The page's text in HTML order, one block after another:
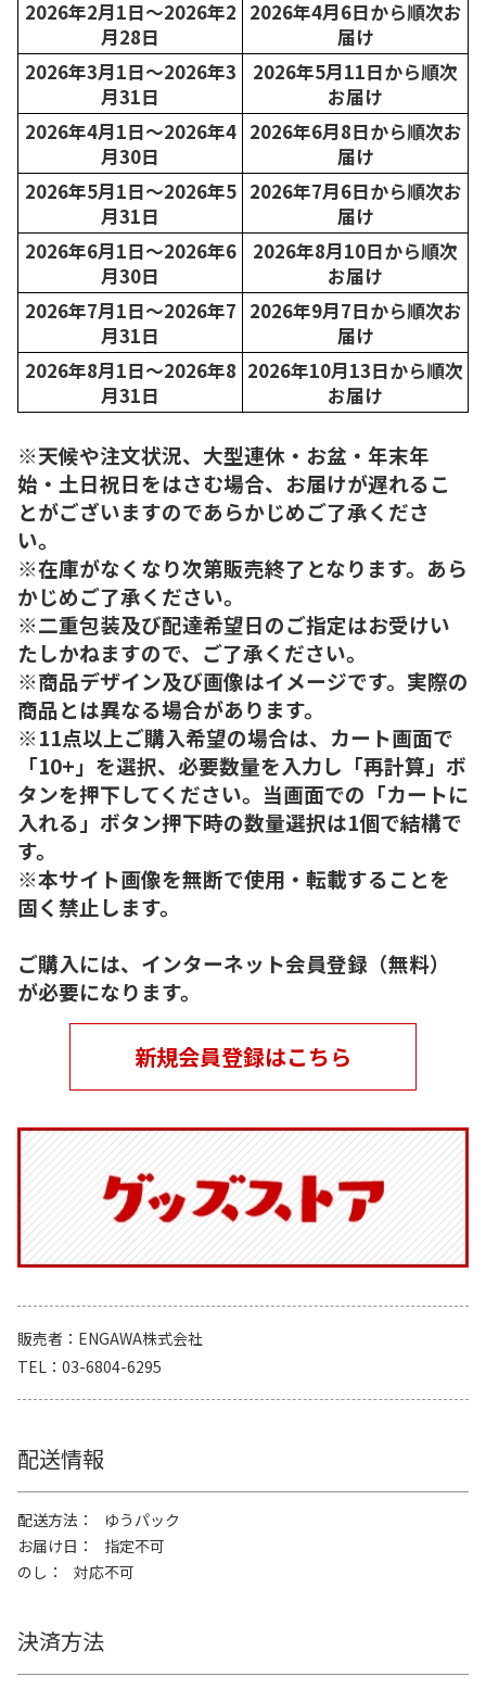
2026年2月1日～2026年2
月28日
2026年4月6日から順次お
届け
2026年3月1日～2026年3
月31日
2026年5月11日から順次
お届け
2026年4月1日～2026年4
月30日
2026年6月8日から順次お
届け
2026年5月1日～2026年5
月31日
2026年7月6日から順次お
届け
2026年6月1日～2026年6
月30日
2026年8月10日から順次
お届け
2026年7月1日～2026年7
月31日
2026年9月7日から順次お
届け
2026年8月1日～2026年8
月31日
2026年10月13日から順次
お届け
※天候や注文状況、大型連休・お盆・年末年
始・土日祝日をはさむ場合、お届けが遅れるこ
とがございますのであらかじめご了承くださ
い。
※在庫がなくなり次第販売終了となります。あら
かじめご了承ください。
※二重包装及び配達希望日のご指定はお受けい
たしかねますので、ご了承ください。
※商品デザイン及び画像はイメージです。実際の
商品とは異なる場合があります。
※11点以上ご購入希望の場合は、カート画面で
「10+」を選択、必要数量を入力し「再計算」ボ
タンを押下してください。当画面での「カートに
入れる」ボタン押下時の数量選択は1個で結構で
す。
※本サイト画像を無断で使用・転載することを
固く禁止します。
ご購入には、インターネット会員登録（無料）
が必要になります。
新規会員登録はこちら
販売者
ENGAWA株式会社
TEL
03-6804-6295
配送情報
配送方法
ゆうパック
お届け日
指定不可
のし
対応不可
決済方法